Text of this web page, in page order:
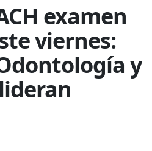
examen
viernes:
y